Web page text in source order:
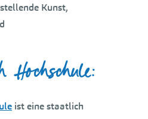
Kunst,
Hochschule:
ist eine staatlich